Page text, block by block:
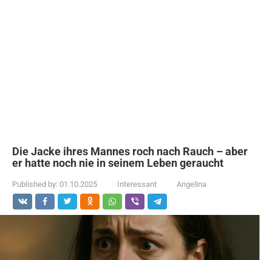
Die Jacke ihres Mannes roch nach Rauch – aber
er hatte noch nie in seinem Leben geraucht
Published by: 01.10.2025 Interessant Angelina